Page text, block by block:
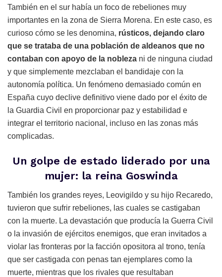
También en el sur había un foco de rebeliones muy
importantes en la zona de Sierra Morena. En este caso, es
curioso cómo se les denomina, rústicos, dejando claro
que se trataba de una población de aldeanos que no
contaban con apoyo de la nobleza ni de ninguna ciudad
y que simplemente mezclaban el bandidaje con la
autonomía política. Un fenómeno demasiado común en
España cuyo declive definitivo viene dado por el éxito de
la Guardia Civil en proporcionar paz y estabilidad e
integrar el territorio nacional, incluso en las zonas más
complicadas.
Un golpe de estado liderado por una
mujer: la reina Goswinda
También los grandes reyes, Leovigildo y su hijo Recaredo,
tuvieron que sufrir rebeliones, las cuales se castigaban
con la muerte. La devastación que producía la Guerra Civil
o la invasión de ejércitos enemigos, que eran invitados a
violar las fronteras por la facción opositora al trono, tenía
que ser castigada con penas tan ejemplares como la
muerte, mientras que los rivales que resultaban